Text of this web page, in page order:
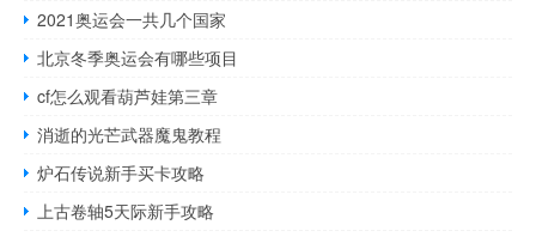
2021奥运会一共几个国家
北京冬季奥运会有哪些项目
cf怎么观看葫芦娃第三章
消逝的光芒武器魔鬼教程
炉石传说新手买卡攻略
上古卷轴5天际新手攻略